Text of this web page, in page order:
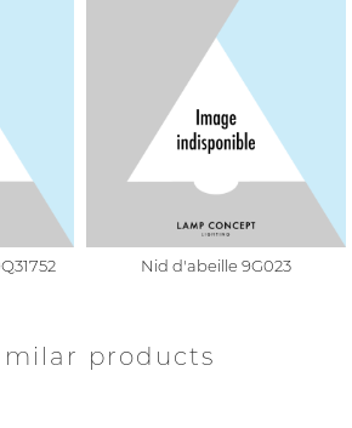
Nid d'abeille 9G023
products